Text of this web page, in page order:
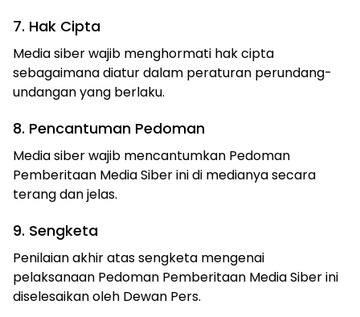
7. Hak Cipta
Media siber wajib menghormati hak cipta
sebagaimana diatur dalam peraturan perundang-
undangan yang berlaku.
8. Pencantuman Pedoman
Media siber wajib mencantumkan Pedoman
Pemberitaan Media Siber ini di medianya secara
terang dan jelas.
9. Sengketa
Penilaian akhir atas sengketa mengenai
pelaksanaan Pedoman Pemberitaan Media Siber ini
diselesaikan oleh Dewan Pers.